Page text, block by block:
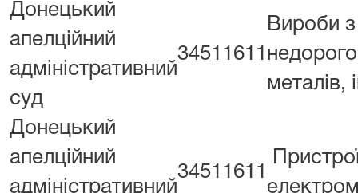
Донецький
апелційний
адміністративний
суд
34511611
Вироби з
металів,
Донецький
апелційний
адміністративний
34511611